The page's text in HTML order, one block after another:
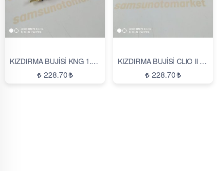
KIZDIRMA BUJİSİ KNG 1.9-1.9D-CLIO II 1.9D-MGN I GRANDTOUR 1.9D-DACIA SOLENZA 1.9D(GEÇMELİ)
228.70
KIZDIRMA BUJİSİ CLIO II (98-01)-KNG (97-03)-MGN(97-99)-SCENIC(99-01)-TRAFIC(97-01)(VİDALI)
228.70